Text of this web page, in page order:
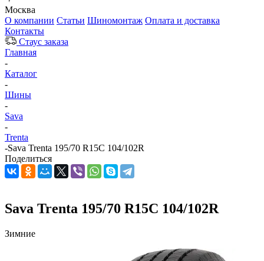
Москва
О компании Статьи Шиномонтаж Оплата и доставка
Контакты
Стаус заказа
Главная
-
Каталог
-
Шины
-
Sava
-
Trenta
-Sava Trenta 195/70 R15C 104/102R
Поделиться
Sava Trenta 195/70 R15C 104/102R
Зимние